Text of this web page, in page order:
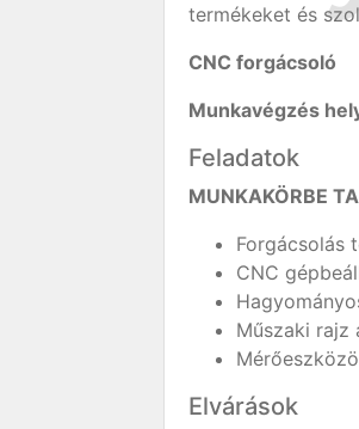
termékeket és
CNC forgácsoló
Munkavégzés
Feladatok
MUNKAKÖRBE
Forgácsolás
CNC
Műszaki rajz
Elvárások